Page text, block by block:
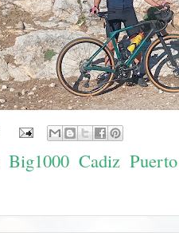
Big1000 Cadiz